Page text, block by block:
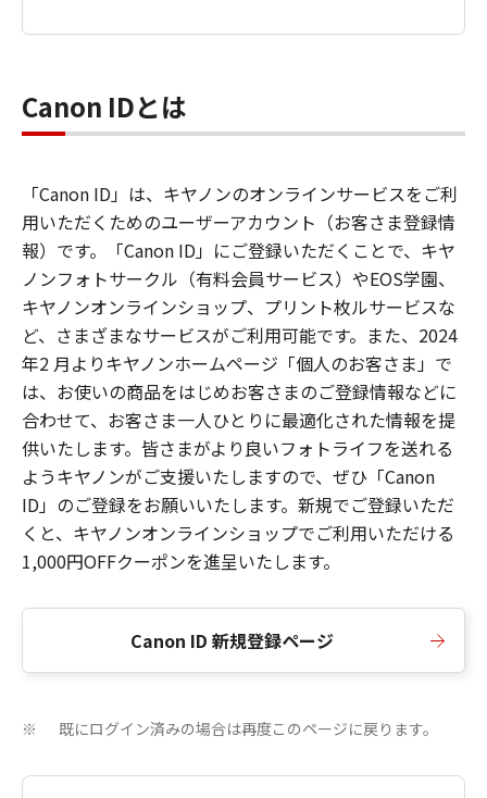
Canon IDとは
「Canon ID」は、キヤノンのオンラインサービスをご利
用いただくためのユーザーアカウント（お客さま登録情
報）です。「Canon ID」にご登録いただくことで、キヤ
ノンフォトサークル（有料会員サービス）やEOS学園、
キヤノンオンラインショップ、プリント枚ルサービスな
ど、さまざまなサービスがご利用可能です。また、2024
年2 月よりキヤノンホームページ「個人のお客さま」で
は、お使いの商品をはじめお客さまのご登録情報などに
合わせて、お客さま一人ひとりに最適化された情報を提
供いたします。皆さまがより良いフォトライフを送れる
ようキヤノンがご支援いたしますので、ぜひ「Canon
ID」のご登録をお願いいたします。新規でご登録いただ
くと、キヤノンオンラインショップでご利用いただける
1,000円OFFクーポンを進呈いたします。
Canon ID 新規登録ページ
※ 既にログイン済みの場合は再度このページに戻ります。